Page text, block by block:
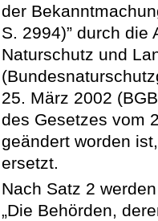
der
S. 2994)” durch die
Naturschutz und
25. März 2002
des Gesetzes vom
geändert worden
ersetzt.
Nach Satz 2
„Die Behörden,